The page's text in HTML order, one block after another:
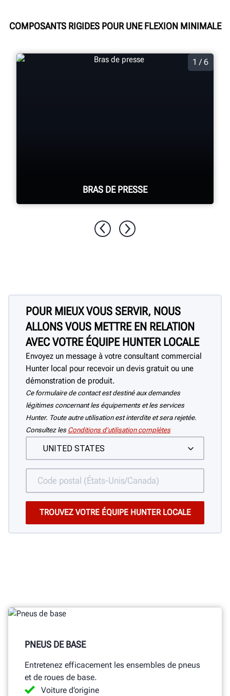
COMPOSANTS RIGIDES POUR UNE FLEXION MINIMALE
1 / 6
BRAS DE PRESSE
POUR MIEUX VOUS SERVIR, NOUS
ALLONS VOUS METTRE EN RELATION
AVEC VOTRE ÉQUIPE HUNTER LOCALE
Envoyez un message à votre consultant commercial
Hunter local pour recevoir un devis gratuit ou une
démonstration de produit.
Ce formulaire de contact est destiné aux demandes
légitimes concernant les équipements et les services
Hunter. Toute autre utilisation est interdite et sera rejetée.
Consultez les Conditions d’utilisation complètes
PNEUS DE BASE
Entretenez efficacement les ensembles de pneus
et de roues de base.
Voiture d’origine